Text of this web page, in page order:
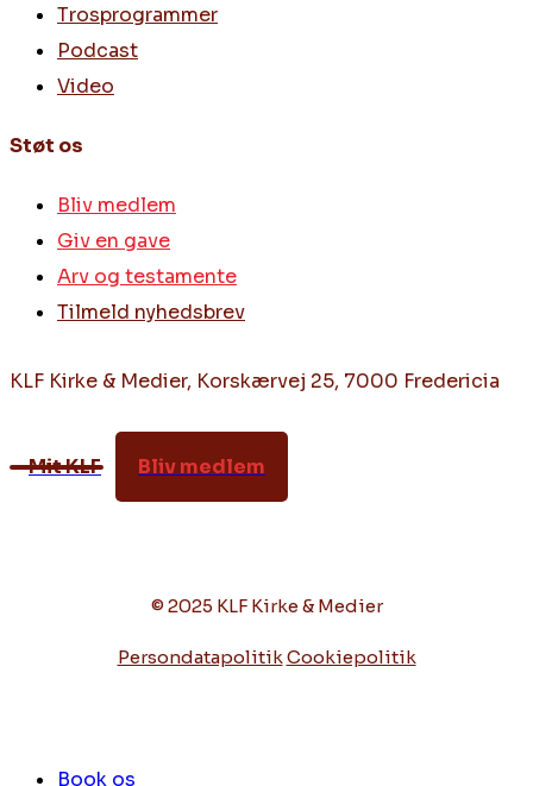
Trosprogrammer
Podcast
Video
Støt os
Bliv medlem
Giv en gave
Arv og testamente
Tilmeld nyhedsbrev
KLF Kirke & Medier, Korskærvej 25, 7000 Fredericia
Mit KLF Bliv medlem
© 2025 KLF Kirke & Medier
Persondatapolitik Cookiepolitik
Book os